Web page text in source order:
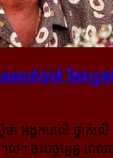
រលត់​បាត់ តែ​វប្បធ
ថា អង្គការលើ ថ្នាក់
។ ចុះបច្ចុប្បន្ន ពេលច